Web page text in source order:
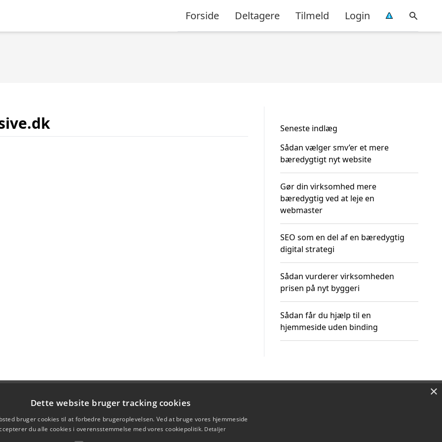
Forside Deltagere Tilmeld Login
Seneste indlæg
Sådan vælger smv’er et mere
bæredygtigt nyt website
Gør din virksomhed mere
bæredygtig ved at leje en
webmaster
SEO som en del af en bæredygtig
digital strategi
Sådan vurderer virksomheden
prisen på nyt byggeri
Sådan får du hjælp til en
hjemmeside uden binding
×
Dette website bruger tracking cookies
bruger cookies til at forbedre brugeroplevelsen. Ved at bruge vores hjemmeside
du alle cookies i overensstemmelse med vores cookiepolitik. Detaljer